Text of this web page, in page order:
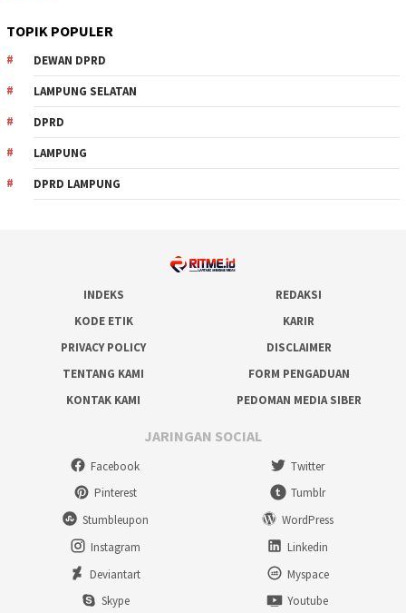
TOPIK POPULER
DEWAN DPRD
LAMPUNG SELATAN
DPRD
LAMPUNG
DPRD LAMPUNG
INDEKS
REDAKSI
KODE ETIK
KARIR
PRIVACY POLICY
DISCLAIMER
TENTANG KAMI
FORM PENGADUAN
KONTAK KAMI
PEDOMAN MEDIA SIBER
JARINGAN SOCIAL
Facebook
Twitter
Pinterest
Tumblr
Stumbleupon
WordPress
Instagram
Linkedin
Deviantart
Myspace
Skype
Youtube